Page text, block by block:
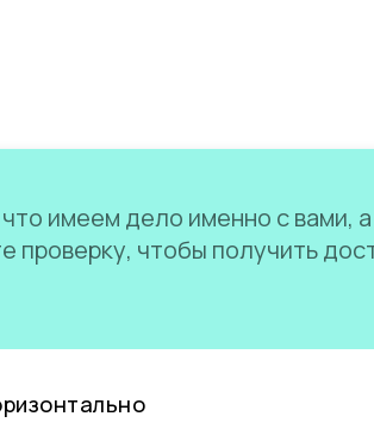
имеем дело именно с вами,
проверку, чтобы получить